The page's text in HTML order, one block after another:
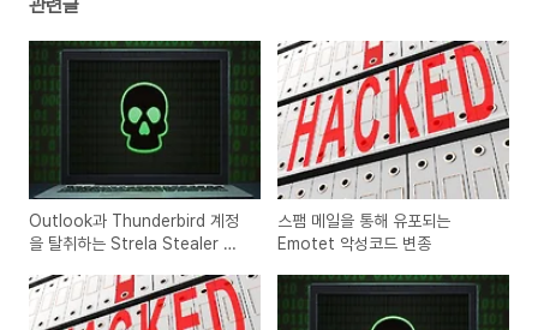
관련글
Outlook과 Thunderbird 계정
을 탈취하는 Strela Stealer 악
스팸 메일을 통해 유포되는
Emotet 악성코드 변종